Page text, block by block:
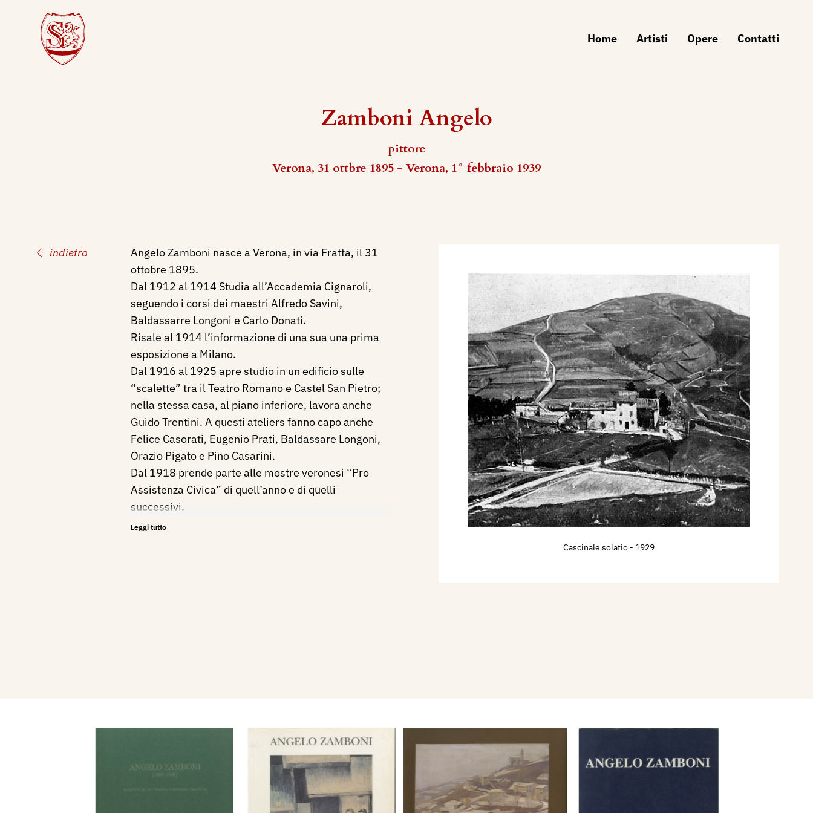
Home Artisti Opere Contatti
Zamboni Angelo
pittore
Verona, 31 ottbre 1895 - Verona, 1° febbraio 1939
indietro
Cascinale solatio - 1929
Angelo Zamboni nasce a Verona, in via Fratta, il 31
ottobre 1895.
Dal 1912 al 1914 Studia all’Accademia Cignaroli,
seguendo i corsi dei maestri Alfredo Savini,
Baldassarre Longoni e Carlo Donati.
Risale al 1914 l’informazione di una sua una prima
esposizione a Milano.
Dal 1916 al 1925 apre studio in un edificio sulle
“scalette” tra il Teatro Romano e Castel San Pietro;
nella stessa casa, al piano inferiore, lavora anche
Guido Trentini. A questi ateliers fanno capo anche
Felice Casorati, Eugenio Prati, Baldassare Longoni,
Orazio Pigato e Pino Casarini.
Dal 1918 prende parte alle mostre veronesi “Pro
Assistenza Civica” di quell’anno e di quelli
successivi.
Massimo Gaglione nel suo libro “I Giovani”, edito a
Nel 1919 espone all’“Esposizione Cispadana di Belle
Arti” degli artisti soldati e congedati auspice la Sez.
Veronese dell’Ass. Naz. Combattenti. Lo stesso anno,
prende parte all’“Esposizione di Belle Arti” di Torino.
Quindi, insieme a Teodoro Wolf Ferrari, Gino Rossi,
Leggi tutto